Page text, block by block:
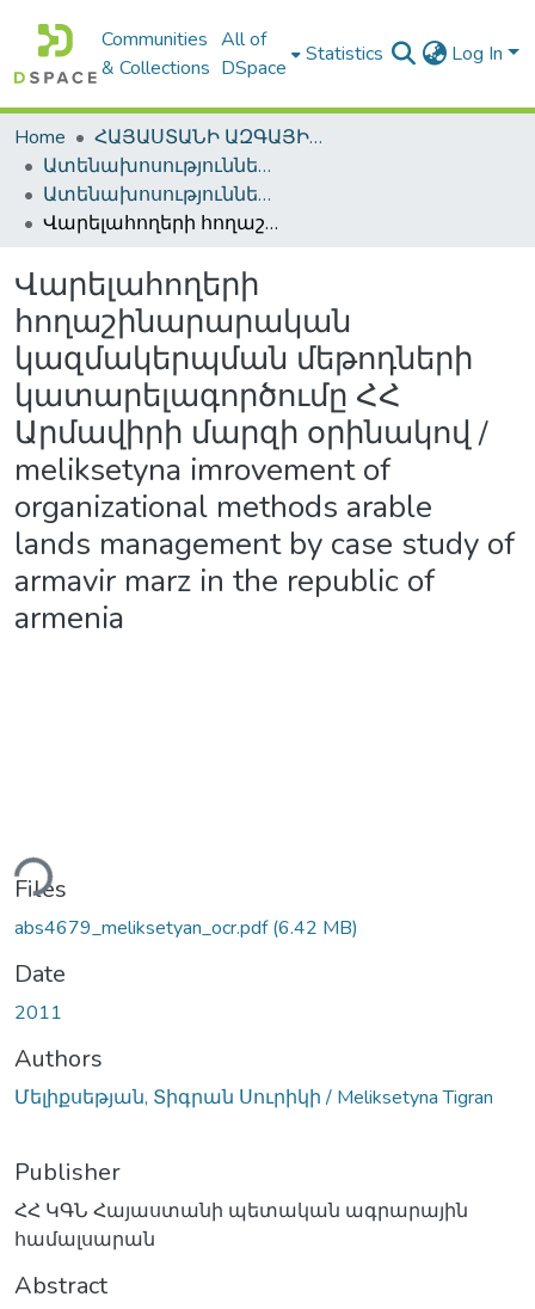
Communities
& Collections
All of
DSpace
Statistics Log In
Home
ՀԱՅԱՍՏԱՆԻ ԱԶԳԱՅԻՆ ԳՐԱԴԱՐԱՆԻ ԹՎԱՅԻՆ ՊԱՀՈՑ / DIGITAL REPOSITORY OF NLA
Ատենախոսություններ և սեղմագրեր / Theses & Abstracts
Ատենախոսություններ և սեղմագրեր / Theses & Abstracts
Վարելահողերի հողաշինարարական կազմակերպման մեթոդների կատարելագործումը ՀՀ Արմավիրի մարզի օրինակով / meliksetyna imrovement of organizational methods arable lands management by case study of armavir marz in the republic of armenia
Վարելահողերի
հողաշինարարական
կազմակերպման մեթոդների
կատարելագործումը ՀՀ
Արմավիրի մարզի օրինակով /
meliksetyna imrovement of
organizational methods arable
lands management by case study of
armavir marz in the republic of
armenia
Files
abs4679_meliksetyan_ocr.pdf(6.42 MB)
Date
2011
Authors
Մելիքսեթյան, Տիգրան Սուրիկի / Meliksetyna Tigran
Publisher
ՀՀ ԿԳՆ Հայաստանի պետական ագրարային
համալսարան
Abstract